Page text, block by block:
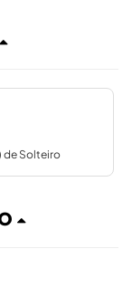
de Solteiro